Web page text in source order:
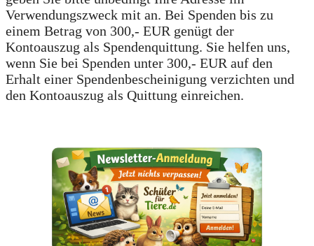
Verwendungszweck mit an. Bei Spenden bis zu
einem Betrag von 300,- EUR genügt der
Kontoauszug als Spendenquittung. Sie helfen uns,
wenn Sie bei Spenden unter 300,- EUR auf den
Erhalt einer Spendenbescheinigung verzichten und
den Kontoauszug als Quittung einreichen.